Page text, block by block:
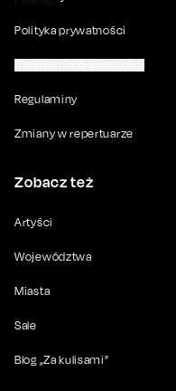
Polityka prywatności
Regulaminy
Zmiany w repertuarze
Zobacz też
Artyści
Województwa
Miasta
Sale
Blog „Za kulisami”